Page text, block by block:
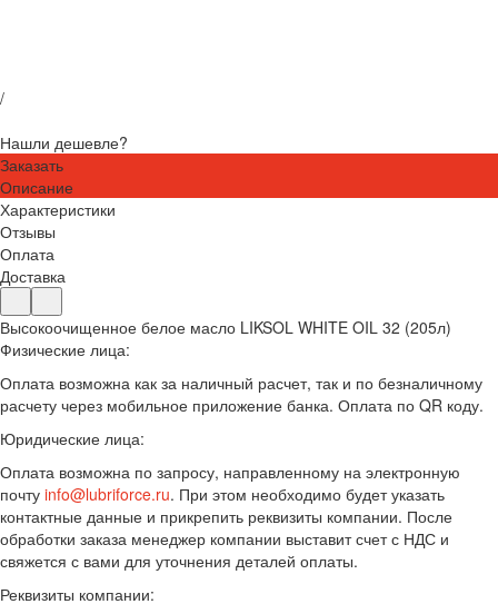
/
Нашли дешевле?
Заказать
Описание
Характеристики
Отзывы
Оплата
Доставка
Высокоочищенное белое масло LIKSOL WHITE OIL 32 (205л)
Физические лица:
Оплата возможна как за наличный расчет, так и по безналичному
расчету через мобильное приложение банка. Оплата по QR коду.
Юридические лица:
Оплата возможна по запросу, направленному на электронную
почту info@lubriforce.ru. При этом необходимо будет указать
контактные данные и прикрепить реквизиты компании. После
обработки заказа менеджер компании выставит счет с НДС и
свяжется с вами для уточнения деталей оплаты.
Реквизиты компании: